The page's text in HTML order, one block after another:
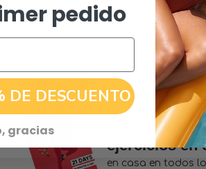
+ GratisPlan
ejercicios en
en casa en todos
pedido
DE DESCUENTO
gracias